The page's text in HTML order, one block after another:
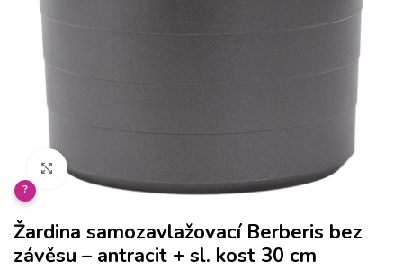
Klikněte pro zvětšení
?
Žardina samozavlažovací Berberis bez
závěsu – antracit + sl. kost 30 cm